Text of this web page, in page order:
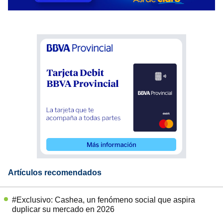
Artículos recomendados
#Exclusivo: Cashea, un fenómeno social que aspira
duplicar su mercado en 2026